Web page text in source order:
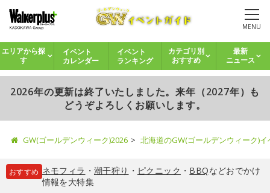
MENU
エリアから探
す
イベント
カレンダー
イベント
ランキング
カテゴリ別
おすすめ
最新
ニュース
2026年の更新は終了いたしました。来年（2027年）も
どうぞよろしくお願いします。
GW(ゴールデンウィーク)2026 北海道のGW(ゴールデンウィーク)
おすすめ ネモフィラ ・ 潮干狩り ・ ピクニック ・ BBQなどおでかけ
情報を大特集